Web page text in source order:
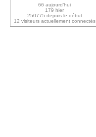
66 aujourd’hui
179 hier
250775 depuis le début
12 visiteurs actuellement connectés